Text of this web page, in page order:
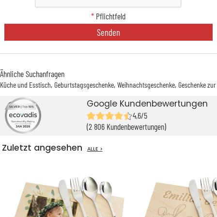
* Pflichtfeld
Senden
Ähnliche Suchanfragen
Küche und Esstisch Geburtstagsgeschenke Weihnachtsgeschenke Geschenke
Google Kundenbewertungen
4,6/5
(2 806 Kundenbewertungen)
Zuletzt angesehen ALLE >